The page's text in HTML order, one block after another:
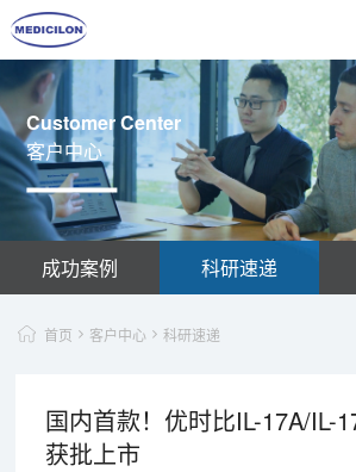
Customer Center
客户中心
成功案例 科研速递
首页 客户中心 科研速递
国内首款！优时比IL-17A/IL-
获批上市